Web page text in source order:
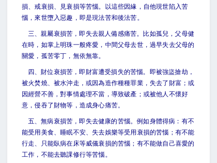
損、戒衰損、見衰損等苦惱。以這些因緣，自他現世陷入苦
惱，來世墮入惡趣，即是現法苦和後法苦。
三、親屬衰損苦，即失去親人備感痛苦。比如孤兒，父母健
在時，如掌上明珠一般疼愛，中間父母去世，過早失去父母的
關愛，孤苦零丁，無依無靠。
四、財位衰損苦，即財富遭受損失的苦惱。即被強盜搶劫，
被火焚燒、被水沖走，或因為造作種種罪業，失去了財富；或
因經營不善，對事情處理不當，導致破產；或被他人不懷好
意，侵吞了財物等，造成身心痛苦。
五、無病衰損苦，即失去健康的苦惱。例如身體得病：有不
能受用美食、睡眠不安、失去娛樂等受用衰損的苦惱；有不能
行走、只能臥病在床等威儀衰損的苦惱；有不能做自己喜愛的
工作，不能去聽課修行等苦惱。